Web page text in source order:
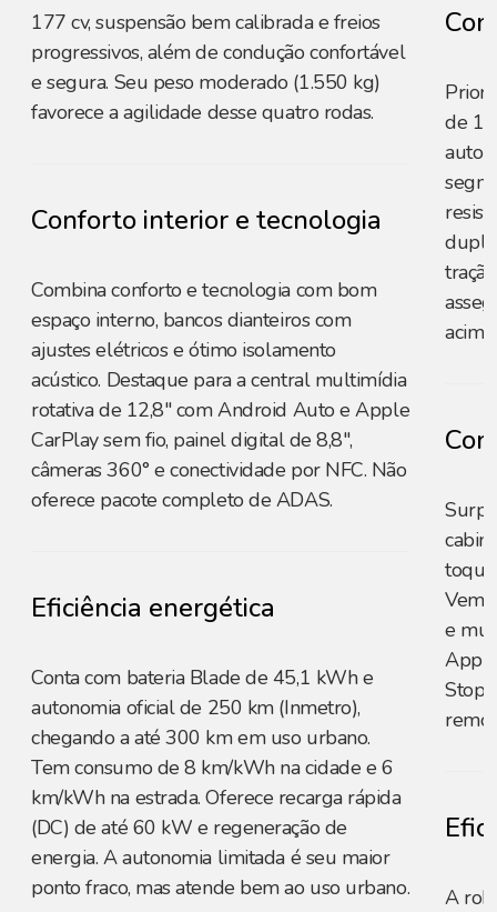
177 cv, suspensão bem calibrada e freios
progressivos, além de condução confortável
e segura. Seu peso moderado (1.550 kg)
favorece a agilidade desse quatro rodas.
Conforto interior e tecnologia
Combina conforto e tecnologia com bom
espaço interno, bancos dianteiros com
ajustes elétricos e ótimo isolamento
acústico. Destaque para a central multimídia
rotativa de 12,8" com Android Auto e Apple
CarPlay sem fio, painel digital de 8,8",
câmeras 360° e conectividade por NFC. Não
oferece pacote completo de ADAS.
Eficiência energética
Conta com bateria Blade de 45,1 kWh e
autonomia oficial de 250 km (Inmetro),
chegando a até 300 km em uso urbano.
Tem consumo de 8 km/kWh na cidade e 6
km/kWh na estrada. Oferece recarga rápida
(DC) de até 60 kW e regeneração de
energia. A autonomia limitada é seu maior
ponto fraco, mas atende bem ao uso urbano.
de
Vem
e
Stop
A